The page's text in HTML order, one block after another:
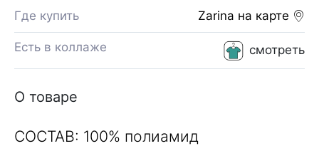
Zarina на карте
Где купить
смотреть
Есть в коллаже
О товаре
СОСТАВ: 100% полиамид